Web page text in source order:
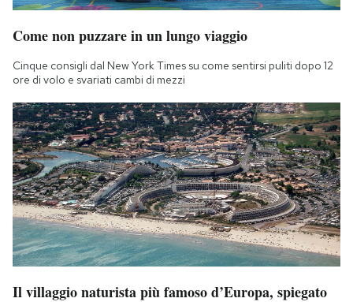
Come non puzzare in un lungo viaggio
Cinque consigli dal New York Times su come sentirsi puliti dopo 12
ore di volo e svariati cambi di mezzi
Il villaggio naturista più famoso d’Europa, spiegato